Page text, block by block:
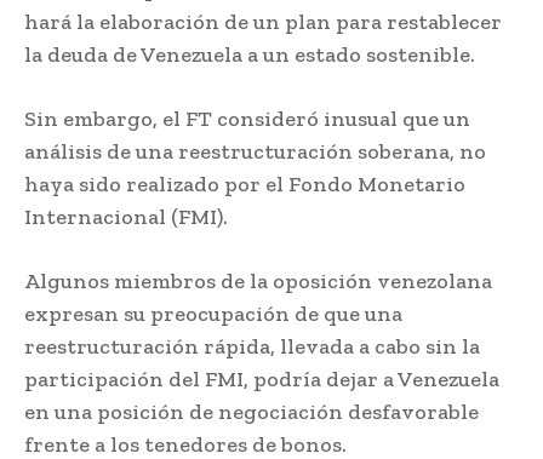
hará la elaboración de un plan para restablecer
la deuda de Venezuela a un estado sostenible.
Sin embargo, el FT consideró inusual que un
análisis de una reestructuración soberana, no
haya sido realizado por el Fondo Monetario
Internacional (FMI).
Algunos miembros de la oposición venezolana
expresan su preocupación de que una
reestructuración rápida, llevada a cabo sin la
participación del FMI, podría dejar a Venezuela
en una posición de negociación desfavorable
frente a los tenedores de bonos.